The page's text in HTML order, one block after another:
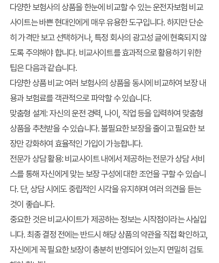
다양한 보험사의 상품을 한눈에 비교할 수 있는운전자보험 비교
사이트는 바쁜 현대인에게 매우 유용한 도구입니다. 하지만 단순
히 가격만 보고 선택하거나, 특정 회사의 광고성 글에 현혹되지 않
도록 주의해야 합니다. 비교사이트를 효과적으로 활용하기 위한
팁은 다음과 같습니다.
다양한 상품 비교: 여러 보험사의 상품을 동시에 비교하여 보장 내
용과 보험료를 객관적으로 파악할 수 있습니다.
맞춤형 설계 : 자신의 운전 경력, 나이, 직업 등을 입력하여 맞춤형
상품을 추천받을 수 있습니다. 불필요한 보장을 줄이고 필요한 보
장만 강화하여 효율적인 가입이 가능합니다.
전문가 상담 활용: 비교사이트 내에서 제공하는 전문가 상담 서비
스를 통해 자신에게 맞는 보장 구성에 대한 조언을 구할 수 있습니
다. 단, 상담 시에도 중립적인 시각을 유지하며 여러 의견을 듣는
것이 좋습니다.
중요한 것은 비교사이트가 제공하는 정보는 시작점이라는 사실입
니다. 최종 결정 전에는 반드시 해당 상품의 약관을 직접 확인하고,
자신에게 꼭 필요한 보장이 충분히 반영되어 있는지 면밀히 검토